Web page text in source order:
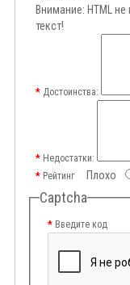
Внимание: HTML
текст!
Достоинства:
Недостатки:
РейтингПлохо
Captcha
Введите код